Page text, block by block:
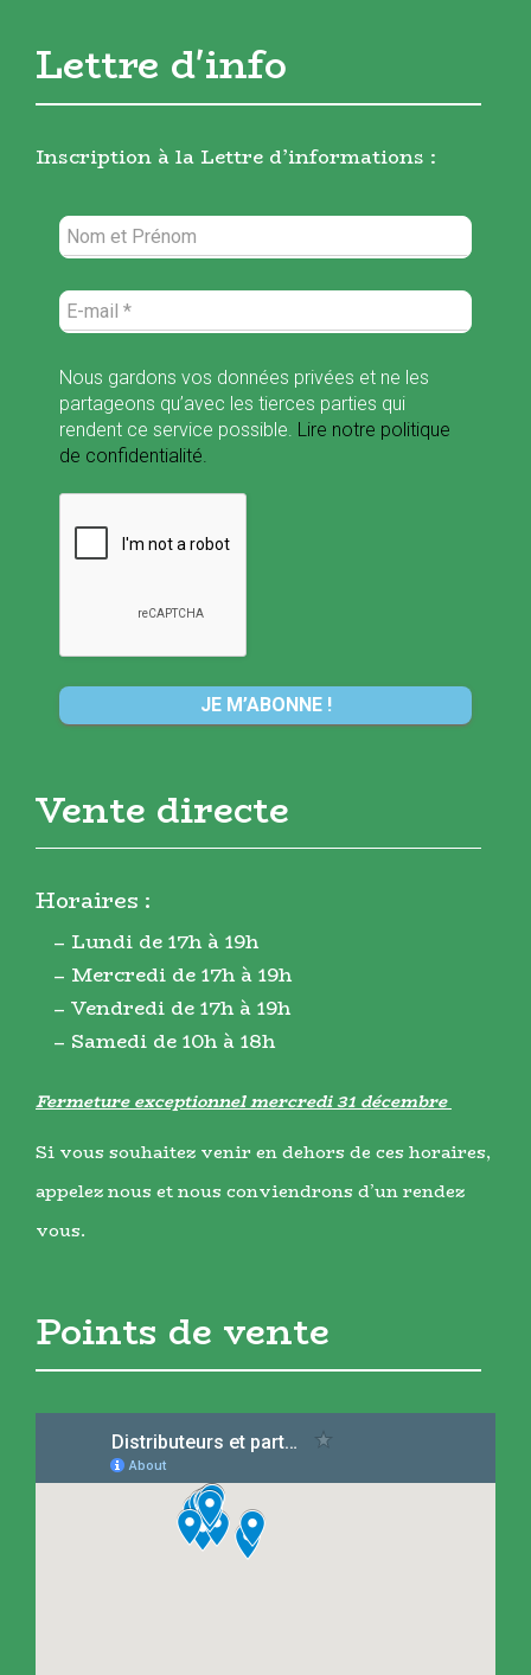
Lettre d'info
Inscription à la Lettre d’informations :
Nous gardons vos données privées et ne les
partageons qu’avec les tierces parties qui
rendent ce service possible. Lire notre politique
de confidentialité.
Vente directe
Horaires :
– Lundi de 17h à 19h
– Mercredi de 17h à 19h
– Vendredi de 17h à 19h
– Samedi de 10h à 18h
Fermeture exceptionnel mercredi 31 décembre
Si vous souhaitez venir en dehors de ces horaires,
appelez nous et nous conviendrons d’un rendez
vous.
Points de vente